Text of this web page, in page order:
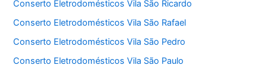
Conserto Eletrodomésticos Vila São Ricardo
Conserto Eletrodomésticos Vila São Rafael
Conserto Eletrodomésticos Vila São Pedro
Conserto Eletrodomésticos Vila São Paulo